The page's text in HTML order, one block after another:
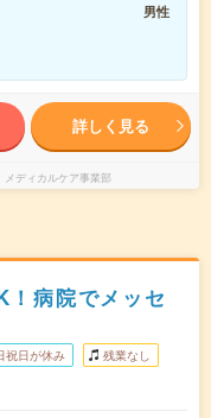
男性
詳しく見る
ディカルケア事業部
病院でメッセ
祝日が休み 残業なし